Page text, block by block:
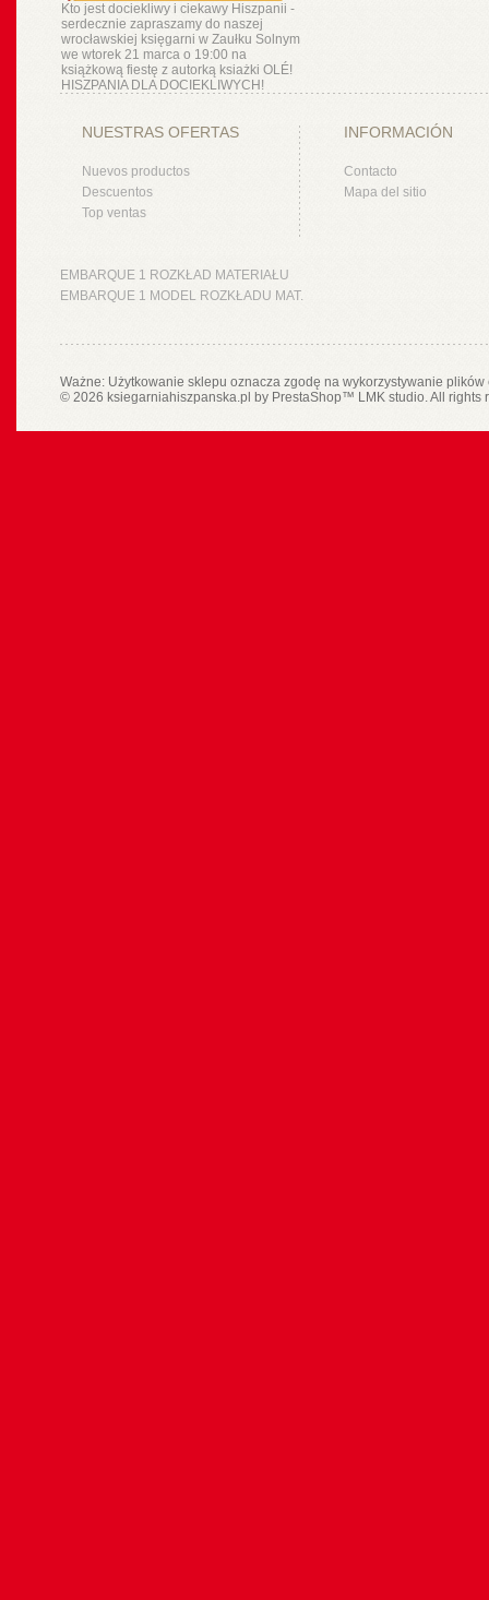
Kto jest dociekliwy i ciekawy Hiszpanii -
serdecznie zapraszamy do naszej
wrocławskiej księgarni w Zaułku Solnym
we wtorek 21 marca o 19:00 na
książkową fiestę z autorką ksiażki OLÉ!
HISZPANIA DLA DOCIEKLIWYCH!
NUESTRAS OFERTAS
Nuevos productos
Descuentos
Top ventas
INFORMACIÓN
Contacto
Mapa del sitio
EMBARQUE 1 ROZKŁAD MATERIAŁU
EMBARQUE 1 MODEL ROZKŁADU MAT.
Ważne: Użytkowanie sklepu oznacza zgodę na wykorzystywanie
© 2026 ksiegarniahiszpanska.pl by PrestaShop™ LMK studio. All rights